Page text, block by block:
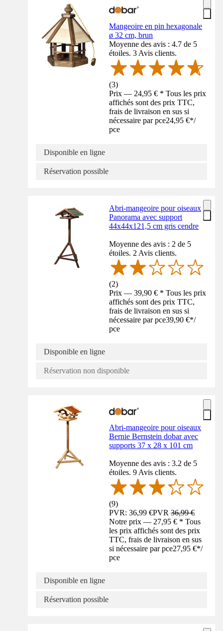
Mangeoire en pin hexagonale
ø 32 cm, brun
Moyenne des avis : 4.7 de 5
étoiles. 3 Avis clients.
(3)
Prix — 24,95 € * Tous les prix
affichés sont des prix TTC,
frais de livraison en sus si
nécessaire par pce24,95 €*/
pce
Disponible en ligne
Réservation possible
Abri-mangeoire pour oiseaux
Panorama avec support
44x44x121,5 cm gris cendre
Moyenne des avis : 2 de 5
étoiles. 2 Avis clients.
(2)
Prix — 39,90 € * Tous les prix
affichés sont des prix TTC,
frais de livraison en sus si
nécessaire par pce39,90 €*/
pce
Disponible en ligne
Réservation non disponible
Abri-mangeoire pour oiseaux
Bernie Bernstein dobar avec
supports 37 x 28 x 101 cm
Moyenne des avis : 3.2 de 5
étoiles. 9 Avis clients.
(9)
PVR: 36,99 €PVR36,99 €
Notre prix — 27,95 € * Tous
les prix affichés sont des prix
TTC, frais de livraison en sus
si nécessaire par pce27,95 €*/
pce
Disponible en ligne
Réservation possible